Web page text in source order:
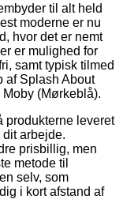
til alt held
moderne er nu
hvor det er nemt
er mulighed for
samt typisk tilmed
af Splash About
(Mørkeblå).
produkterne leveret
arbejde.
prisbillig, men
metode til
selv, som
i kort afstand af